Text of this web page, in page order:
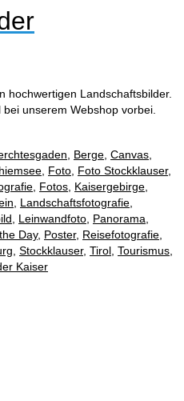
hochwertigen Landschaftsbilder.
unserem Webshop vorbei.
Berge Canvas
Foto Foto Stockklauser,
Fotos Kaisergebirge
Landschaftsfotografie
Leinwandfoto Panorama
Day, Poster, Reisefotografie
Stockklauser, Tirol Tourismus
Kaiser